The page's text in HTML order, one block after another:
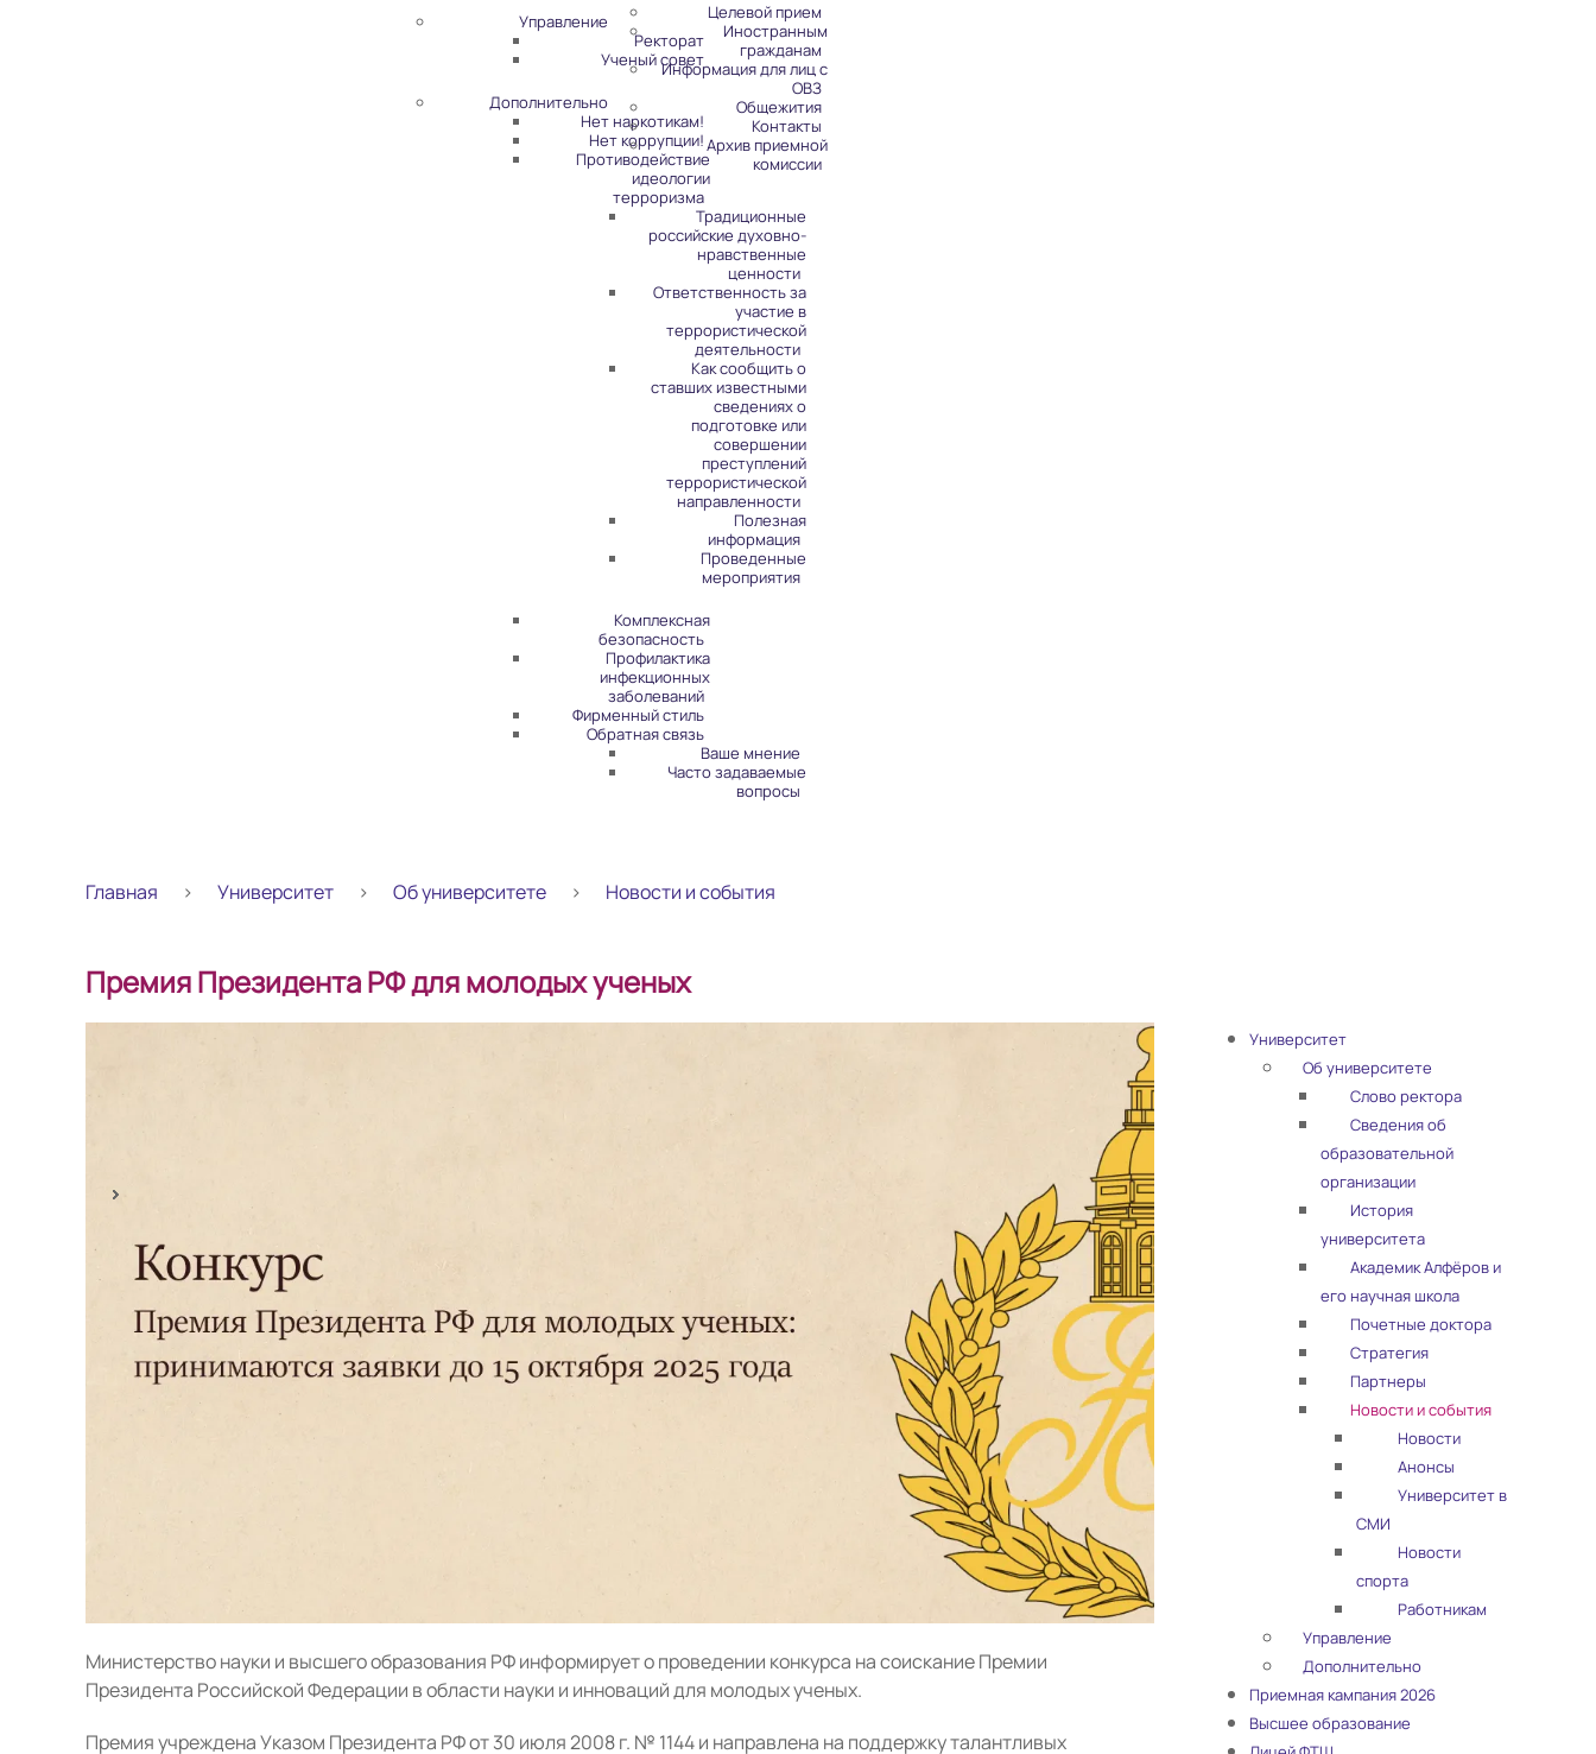
Управление
Ректорат
Ученый совет
Дополнительно
Нет наркотикам!
Нет коррупции!
Противодействие
идеологии
терроризма
Традиционные
российские духовно-
нравственные
ценности
Ответственность за
участие в
террористической
деятельности
Как сообщить о
ставших известными
сведениях о
подготовке или
совершении
преступлений
террористической
направленности
Полезная
информация
Проведенные
мероприятия
Комплексная
безопасность
Профилактика
инфекционных
заболеваний
Фирменный стиль
Обратная связь
Ваше мнение
Часто задаваемые
вопросы
Целевой прием
Иностранным
гражданам
Информация для лиц с
ОВЗ
Общежития
Контакты
Архив приемной
комиссии
Главная Университет Об университете Новости и события
Премия Президента РФ для молодых ученых
Министерство науки и высшего образования РФ информирует о проведении конкурса на соискание Премии
Президента Российской Федерации в области науки и инноваций для молодых ученых.
Премия учреждена Указом Президента РФ от 30 июля 2008 г. № 1144 и направлена на поддержку талантливых
Университет
Об университете
Слово ректора
Сведения об
образовательной
организации
История
университета
Академик Алфёров и
его научная школа
Почетные доктора
Стратегия
Партнеры
Новости и события
Новости
Анонсы
Университет в
СМИ
Новости
спорта
Работникам
Управление
Дополнительно
Приемная кампания 2026
Высшее образование